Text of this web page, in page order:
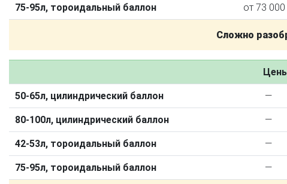
О автосервисе
Отзывы клиентов
2-го поколения 4-го поколения
5-го поколения
Цена на установку ГБО
Техобслуживание ГБО
Полная диагностика ГБО
Чистка и регулировка форсунок
75-95л, тороидальный баллон от 73
Сложно
50-65л, цилиндрический баллон —
80-100л, цилиндрический баллон —
42-53л, тороидальный баллон —
75-95л, тороидальный баллон —